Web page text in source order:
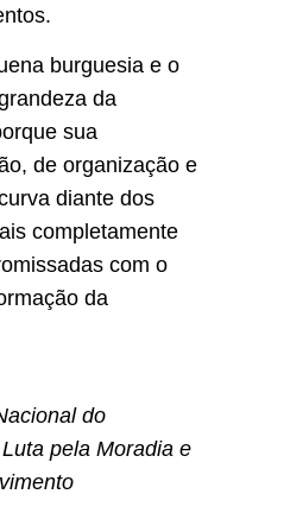
burguesia e o
da
sua
de organização e
diante dos
completamente
com o
da
do
pela Moradia e